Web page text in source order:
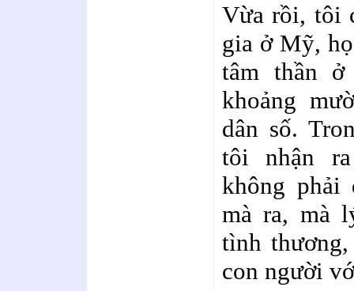
Vừa rồi, tôi
gia ở Mỹ,
tâm thần
khoảng
dân số.
tôi nhận
không phải
mà ra, mà
tình
con người